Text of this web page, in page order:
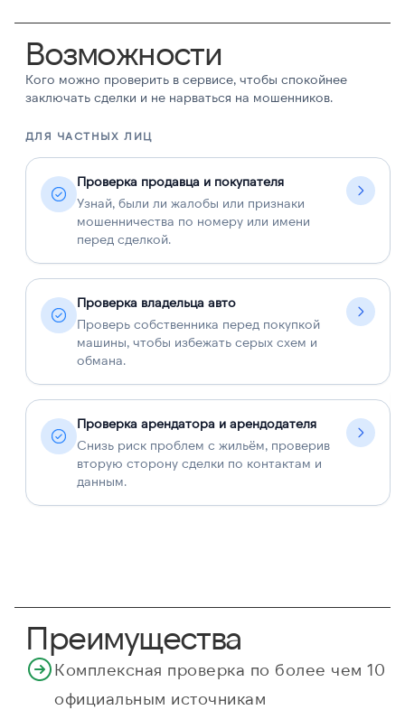
Возможности
Кого можно проверить в сервисе, чтобы спокойнее
заключать сделки и не нарваться на мошенников.
ДЛЯ ЧАСТНЫХ ЛИЦ
Проверка продавца и покупателя
Узнай, были ли жалобы или признаки
мошенничества по номеру или имени
перед сделкой.
Проверка владельца авто
Проверь собственника перед покупкой
машины, чтобы избежать серых схем и
обмана.
Проверка арендатора и арендодателя
Снизь риск проблем с жильём, проверив
вторую сторону сделки по контактам и
данным.
Преимущества
Комплексная проверка по более чем 10
официальным источникам